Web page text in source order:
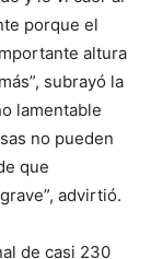
porque el
altura
subrayó la
lamentable
no pueden
que
advirtió.
de casi 230